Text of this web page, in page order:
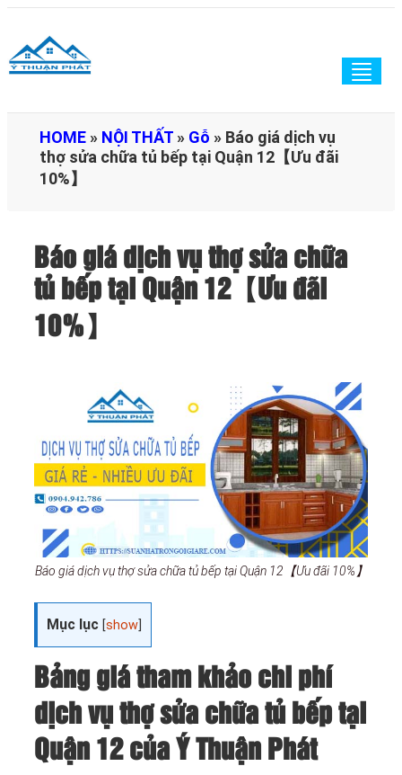
HOME » NỘI THẤT » Gỗ » Báo giá dịch vụ
thợ sửa chữa tủ bếp tại Quận 12【Ưu đãi
10%】
Báo giá dịch vụ thợ sửa chữa
tủ bếp tại Quận 12【Ưu đãi
10%】
Báo giá dịch vụ thợ sửa chữa tủ bếp tại Quận 12【Ưu đãi 10%】
Mục lục [show
Bảng giá tham khảo chi phí
dịch vụ thợ sửa chữa tủ bếp tại
Quận 12 của Ý Thuận Phát